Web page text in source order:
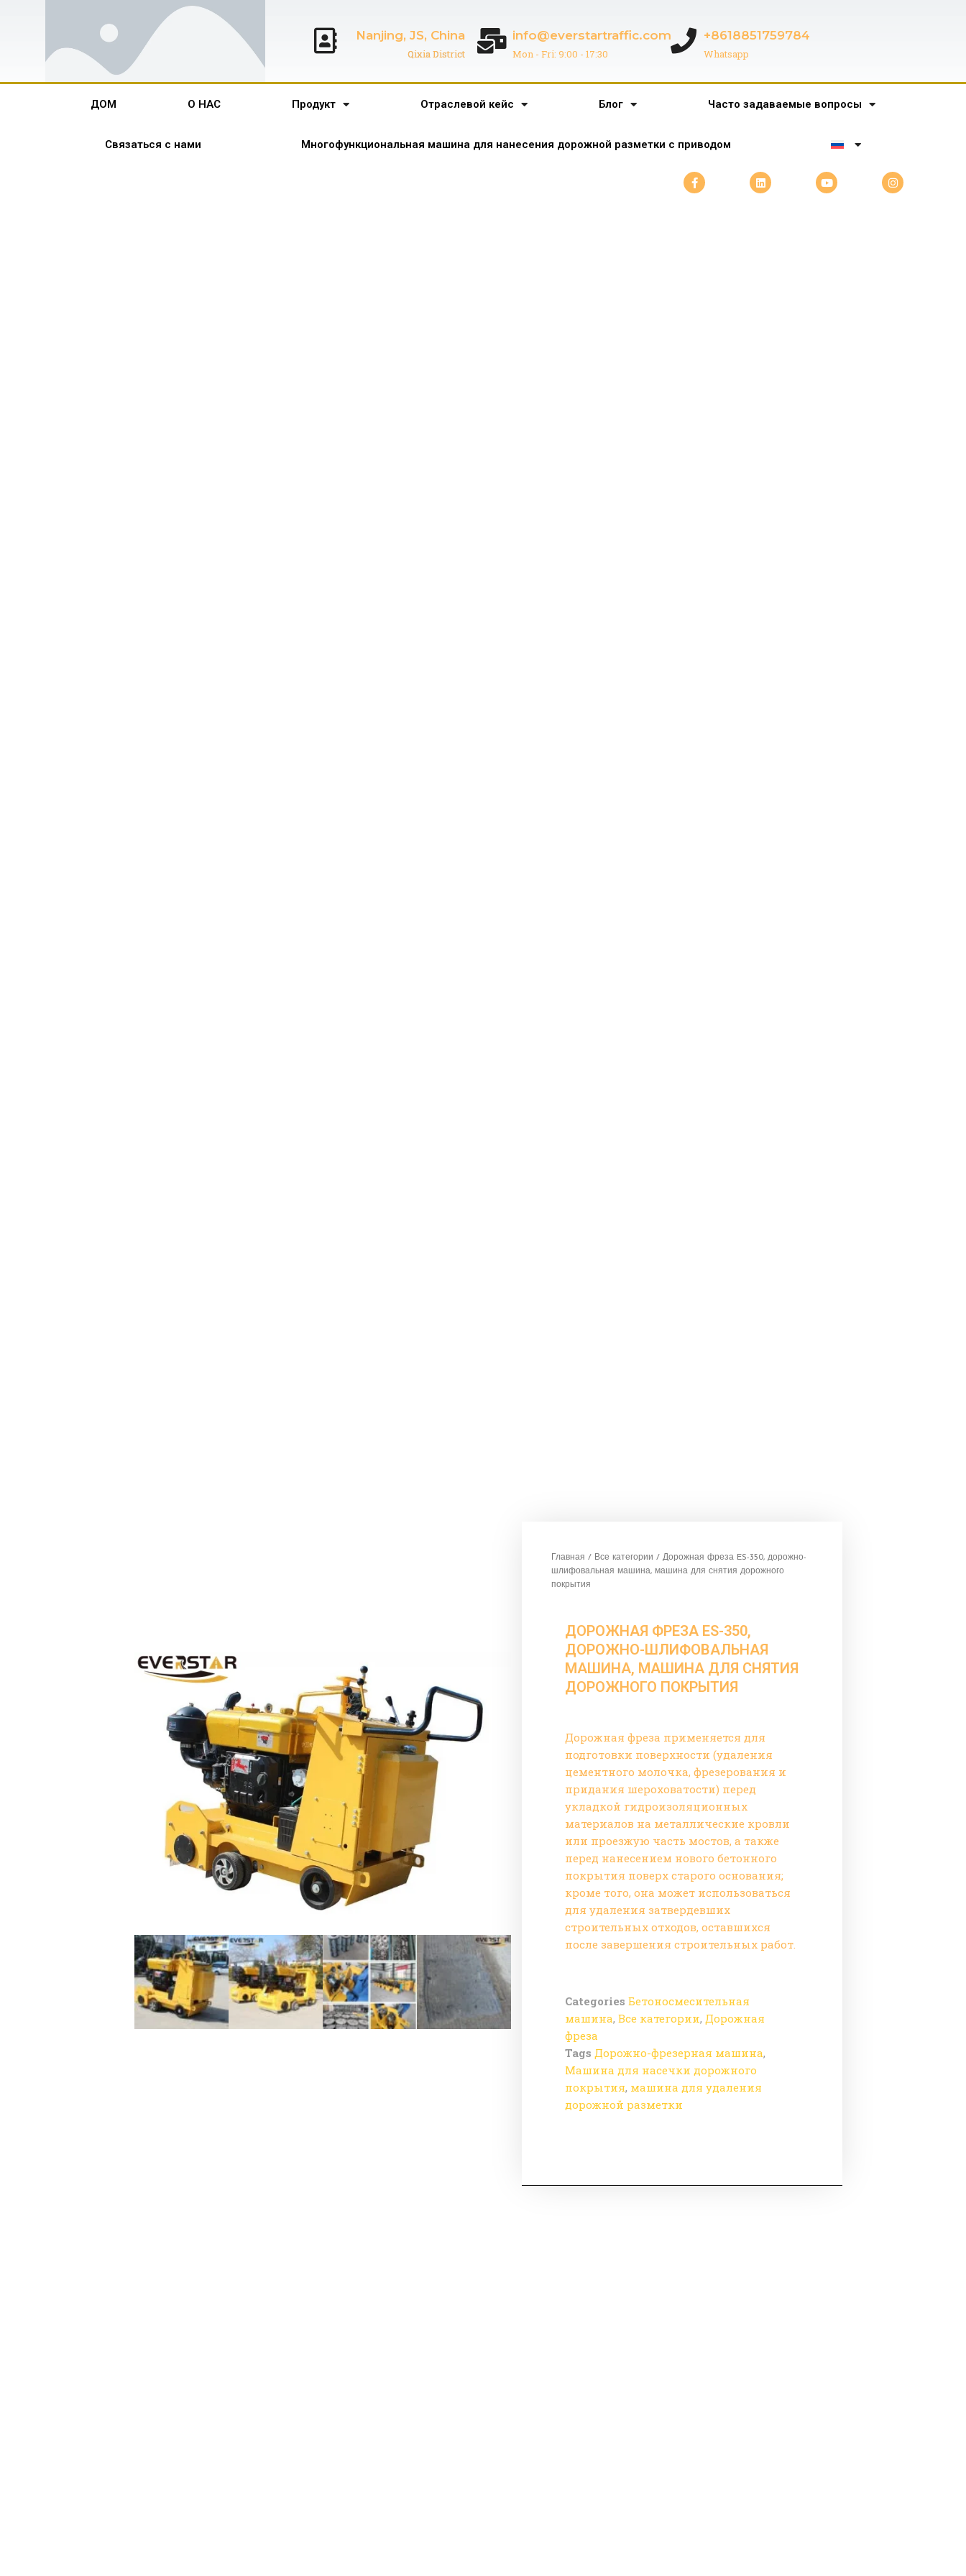
Nanjing, JS, China
Qixia District
info@everstartraffic.com
Mon - Fri: 9:00 - 17:30
+8618851759784
Whatsapp
ДОМ О НАС Продукт Отраслевой кейс Блог Часто задаваемые вопросы
Связаться с нами Многофункциональная машина для нанесения дорожной разметки с приводом
Главная / Все категории / Дорожная фреза ES-350, дорожно-
шлифовальная машина, машина для снятия дорожного
покрытия
ДОРОЖНАЯ ФРЕЗА ES-350,
ДОРОЖНО-ШЛИФОВАЛЬНАЯ
МАШИНА, МАШИНА ДЛЯ СНЯТИЯ
ДОРОЖНОГО ПОКРЫТИЯ
Дорожная фреза применяется для
подготовки поверхности (удаления
цементного молочка, фрезерования и
придания шероховатости) перед
укладкой гидроизоляционных
материалов на металлические кровли
или проезжую часть мостов, а также
перед нанесением нового бетонного
покрытия поверх старого основания;
кроме того, она может использоваться
для удаления затвердевших
строительных отходов, оставшихся
после завершения строительных работ.
Categories Бетоносмесительная
машина, Все категории, Дорожная
фреза
Tags Дорожно-фрезерная машина,
Машина для насечки дорожного
покрытия, машина для удаления
дорожной разметки